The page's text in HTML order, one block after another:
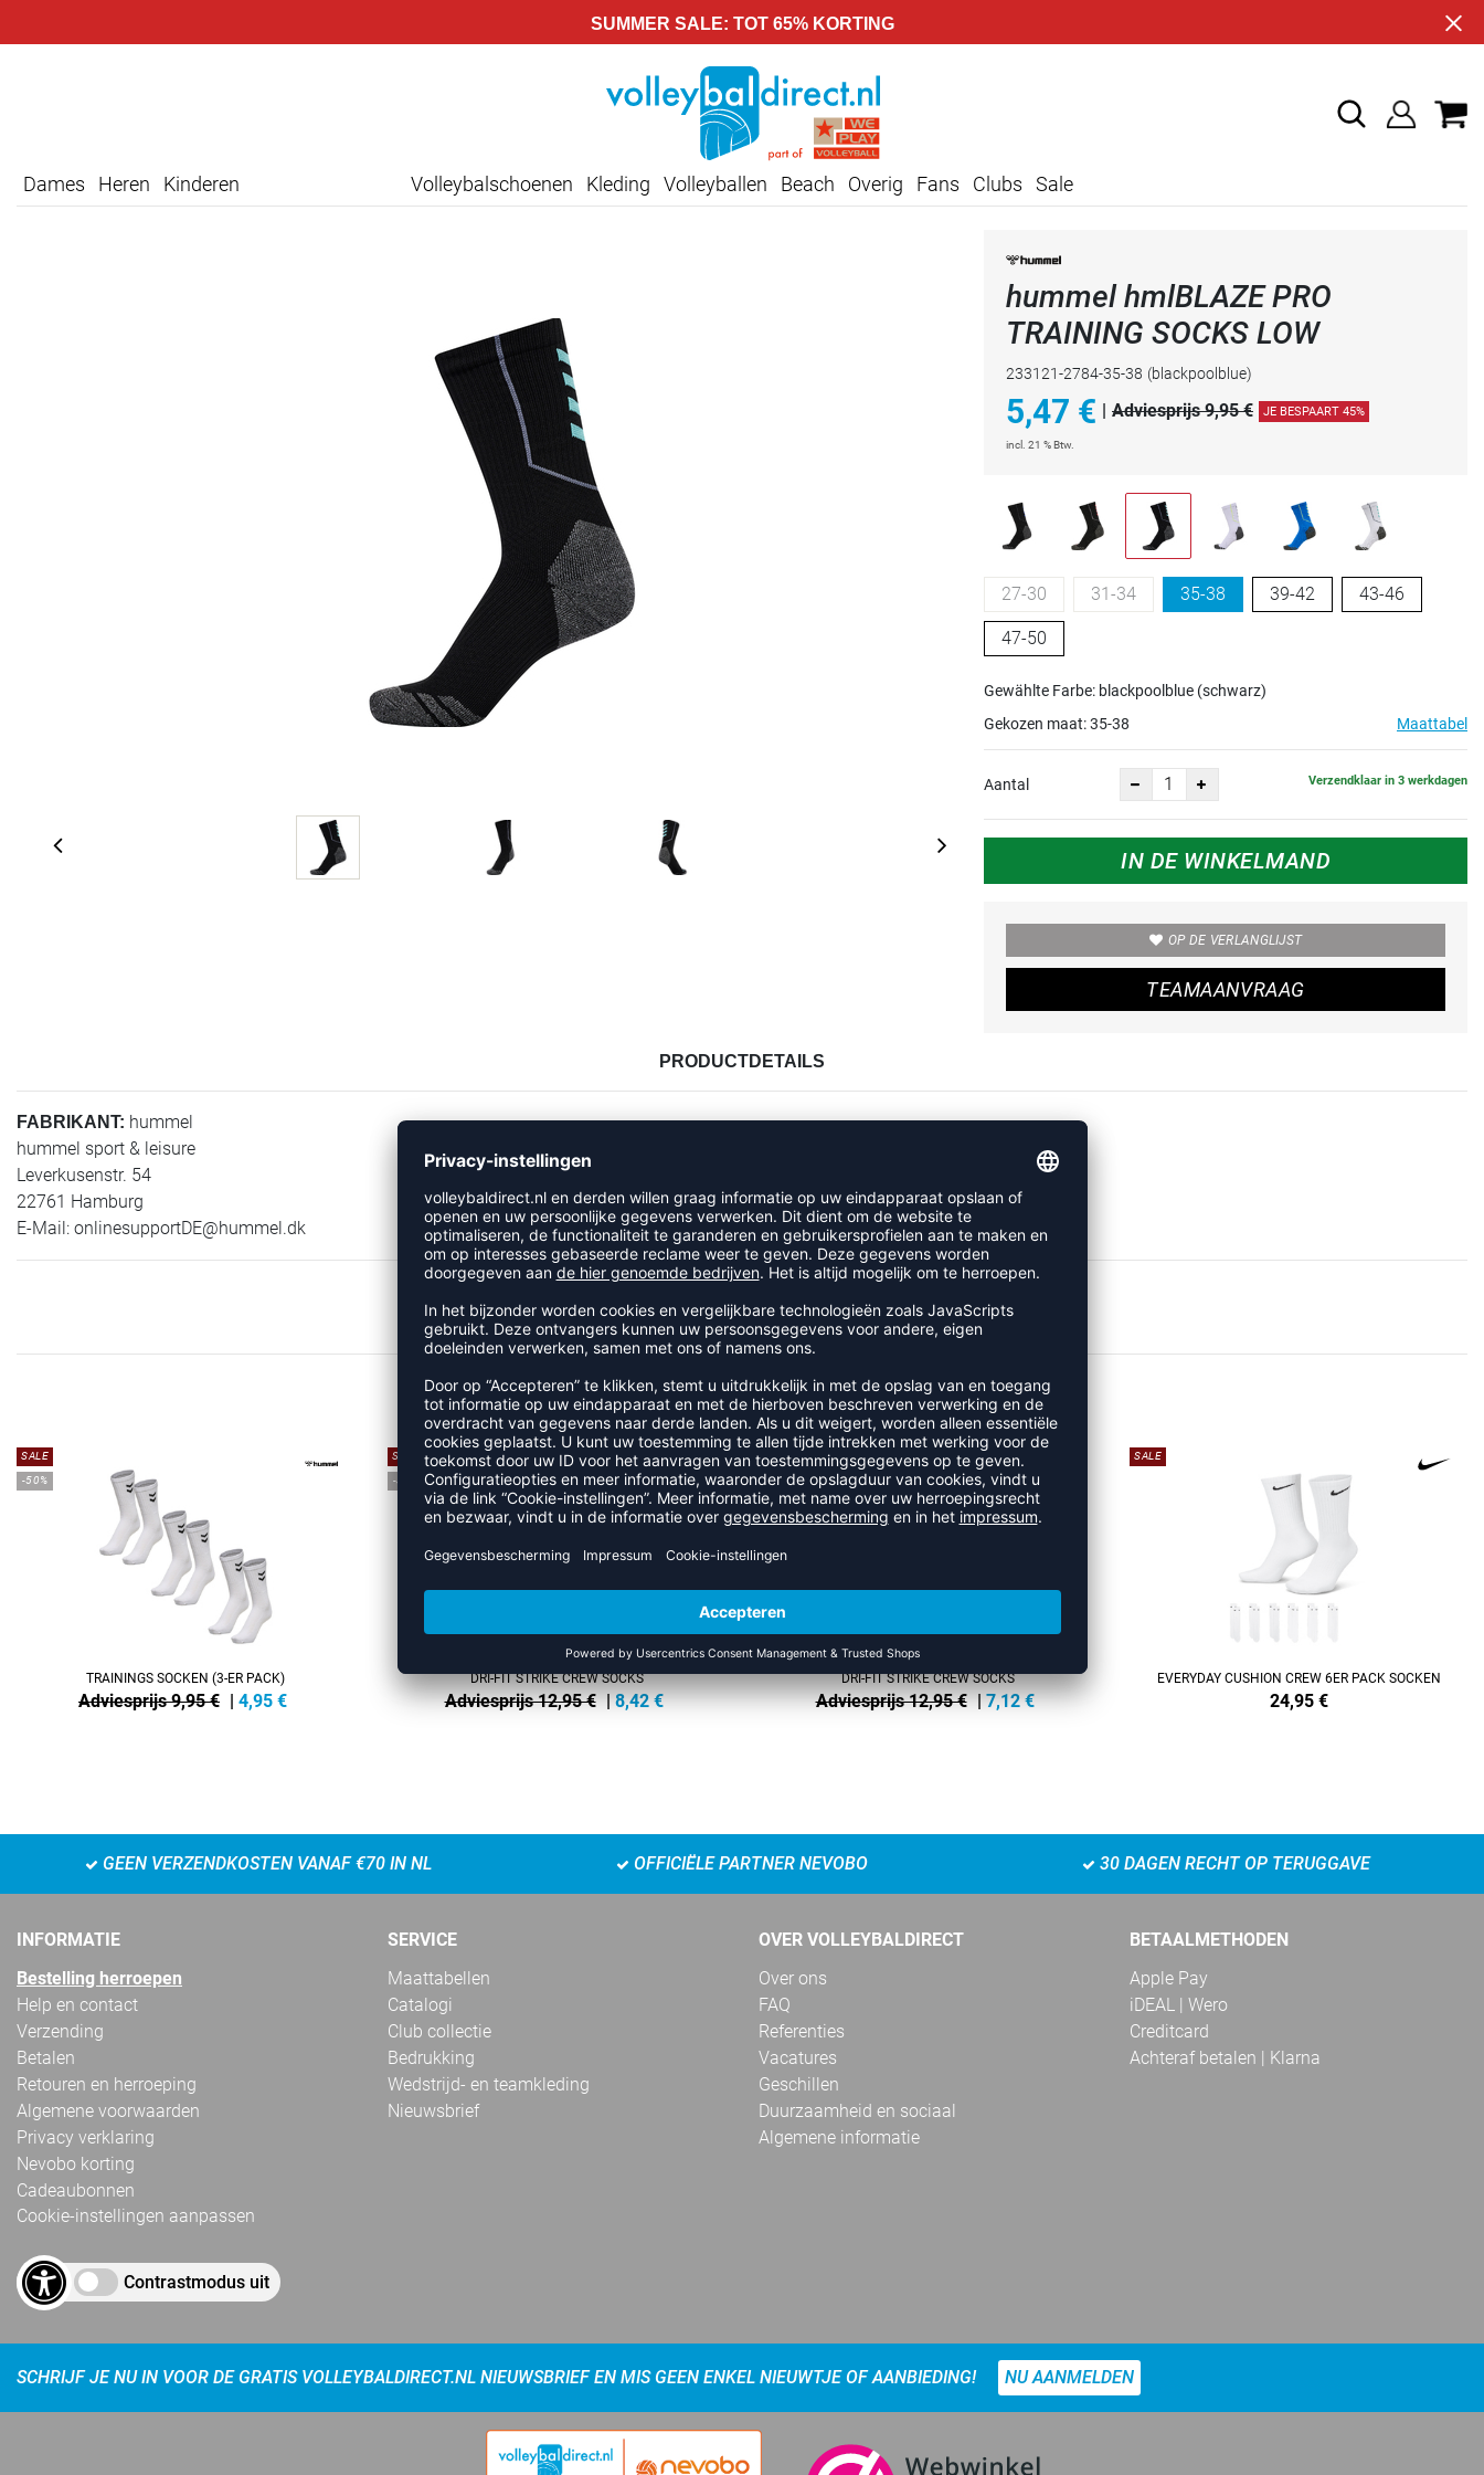
SUMMER SALE: TOT 65% KORTING
Dames Heren Kinderen Volleybalschoenen Kleding Volleyballen Beach Overig Fans Clubs Sale
hummel hmlBLAZE PRO
TRAINING SOCKS LOW
233121-2784-35-38 (blackpoolblue)
5,47 € Adviesprijs 9,95 € JE BESPAART 45%
incl. 21 % Btw.
27-30 31-34 35-38 39-42 43-46
47-50
Gewählte Farbe: blackpoolblue (schwarz)
Gekozen maat:35-38 Maattabel
Aantal Verzendklaar in 3 werkdagen
IN DE WINKELMAND
OP DE VERLANGLIJST
TEAMAANVRAAG
PRODUCTDETAILS
FABRIKANT: hummel
hummel sport & leisure
Leverkusenstr. 54
22761 Hamburg
E-Mail: onlinesupportDE@hummel.dk
RECENT BEKEKEN
MEER UIT DE CATEGORIE SOKKEN
SALE
-50%
TRAININGS SOCKEN (3-ER PACK)
Adviesprijs 9,95 € | 4,95 €
SALE
-35%
DRI-FIT STRIKE CREW SOCKS
Adviesprijs 12,95 € |8,42 €
-45%
DRI-FIT STRIKE CREW SOCKS
Adviesprijs 12,95 € |7,12 €
SALE
EVERYDAY CUSHION CREW 6ER PACK SOCKEN
24,95 €
GEEN VERZENDKOSTEN VANAF €70 IN NL OFFICIËLE PARTNER NEVOBO 30 DAGEN RECHT OP TERUGGAVE
INFORMATIE
Bestelling herroepen
Help en contact
Verzending
Betalen
Retouren en herroeping
Algemene voorwaarden
Privacy verklaring
Nevobo korting
Cadeaubonnen
Cookie-instellingen aanpassen
Contrastmodus uit
SERVICE
Maattabellen
Catalogi
Club collectie
Bedrukking
Wedstrijd- en teamkleding
Nieuwsbrief
OVER VOLLEYBALDIRECT
Over ons
FAQ
Referenties
Vacatures
Geschillen
Duurzaamheid en sociaal
Algemene informatie
BETAALMETHODEN
Apple Pay
iDEAL | Wero
Creditcard
Achteraf betalen | Klarna
SCHRIJF JE NU IN VOOR DE GRATIS VOLLEYBALDIRECT.NL NIEUWSBRIEF EN MIS GEEN ENKEL NIEUWTJE OF AANBIEDING! NU AANMELDEN